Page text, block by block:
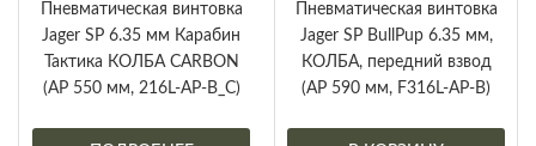
Пневматическая винтовка
Jager SP 6.35 мм Карабин
Тактика КОЛБА CARBON
(AP 550 мм, 216L-AP-B_C)
Пневматическая винтовка
Jager SP BullPup 6.35 мм,
КОЛБА, передний взвод
(AP 590 мм, F316L-AP-B)